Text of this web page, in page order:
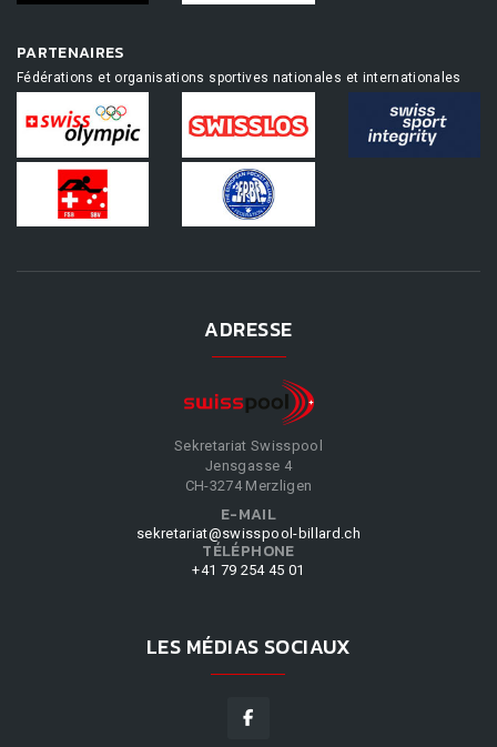
PARTENAIRES
Fédérations et organisations sportives nationales et internationales
ADRESSE
Sekretariat Swisspool
Jensgasse 4
CH-3274 Merzligen
E-MAIL
sekretariat@swisspool-billard.ch
TÉLÉPHONE
+41 79 254 45 01
LES MÉDIAS SOCIAUX